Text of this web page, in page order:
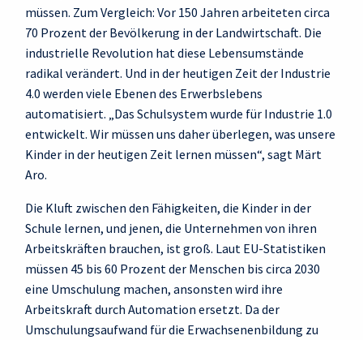
müssen. Zum Vergleich: Vor 150 Jahren arbeiteten circa
70 Prozent der Bevölkerung in der Landwirtschaft. Die
industrielle Revolution hat diese Lebensumstände
radikal verändert. Und in der heutigen Zeit der Industrie
4.0 werden viele Ebenen des Erwerbslebens
automatisiert. „Das Schulsystem wurde für Industrie 1.0
entwickelt. Wir müssen uns daher überlegen, was unsere
Kinder in der heutigen Zeit lernen müssen“, sagt Märt
Aro.
Die Kluft zwischen den Fähigkeiten, die Kinder in der
Schule lernen, und jenen, die Unternehmen von ihren
Arbeitskräften brauchen, ist groß. Laut EU-Statistiken
müssen 45 bis 60 Prozent der Menschen bis circa 2030
eine Umschulung machen, ansonsten wird ihre
Arbeitskraft durch Automation ersetzt. Da der
Umschulungsaufwand für die Erwachsenenbildung zu